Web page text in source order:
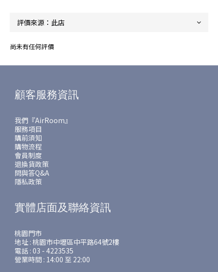
尚未有任何評價
顧客服務資訊
我們『AirRoom』
服務項目
購前須知
購物流程
會員制度
退換貨政策
問與答Q&A
隱私政策
實體店面及聯絡資訊
桃園門市
地址 : 桃園市中壢區中平路64號2樓
電話 : 03 - 4223535
營業時間 : 14:00 至 22:00